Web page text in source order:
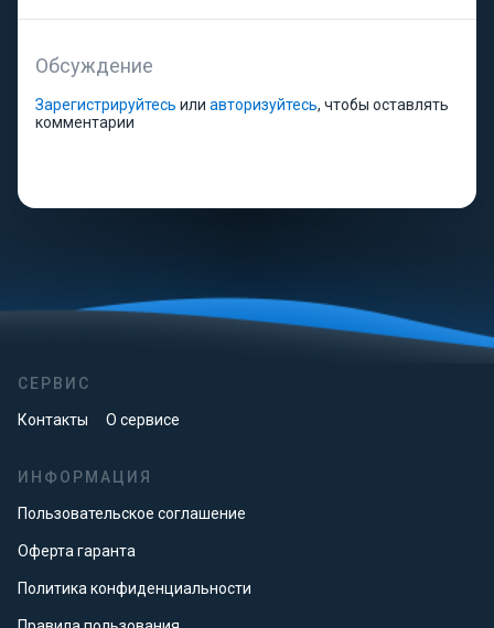
Обсуждение
Зарегистрируйтесь или авторизуйтесь, чтобы оставлять
комментарии
СЕРВИС
Контакты О сервисе
ИНФОРМАЦИЯ
Пользовательское соглашение
Оферта гаранта
Политика конфиденциальности